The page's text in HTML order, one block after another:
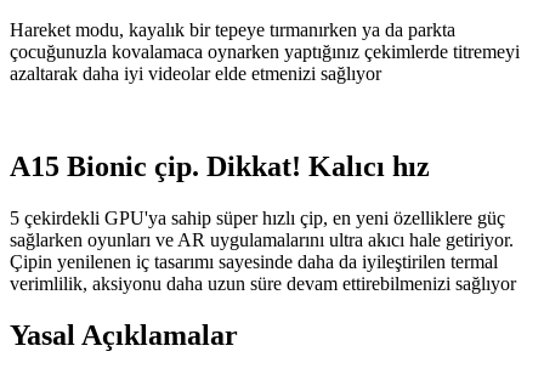
Hareket modu, kayalık bir tepeye tırmanırken ya da parkta
çocuğunuzla kovalamaca oynarken yaptığınız çekimlerde titremeyi
azaltarak daha iyi videolar elde etmenizi sağlıyor
A15 Bionic çip. Dikkat! Kalıcı hız
5 çekirdekli GPU'ya sahip süper hızlı çip, en yeni özelliklere güç
sağlarken oyunları ve AR uygulamalarını ultra akıcı hale getiriyor.
Çipin yenilenen iç tasarımı sayesinde daha da iyileştirilen termal
verimlilik, aksiyonu daha uzun süre devam ettirebilmenizi sağlıyor
Yasal Açıklamalar